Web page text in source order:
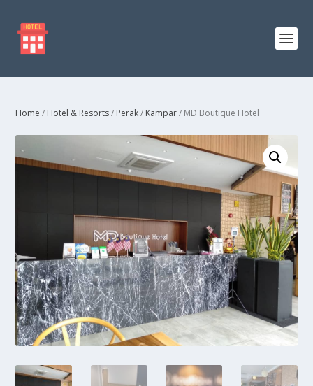
Home / Hotel & Resorts/ Perak/ Kampar/ MD Boutique Hotel